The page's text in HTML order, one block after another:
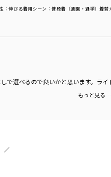
：伸びる着用シーン ：普段着（通園・通学） 着替
で選べるので良いかと思います。ラ
もっと見る…